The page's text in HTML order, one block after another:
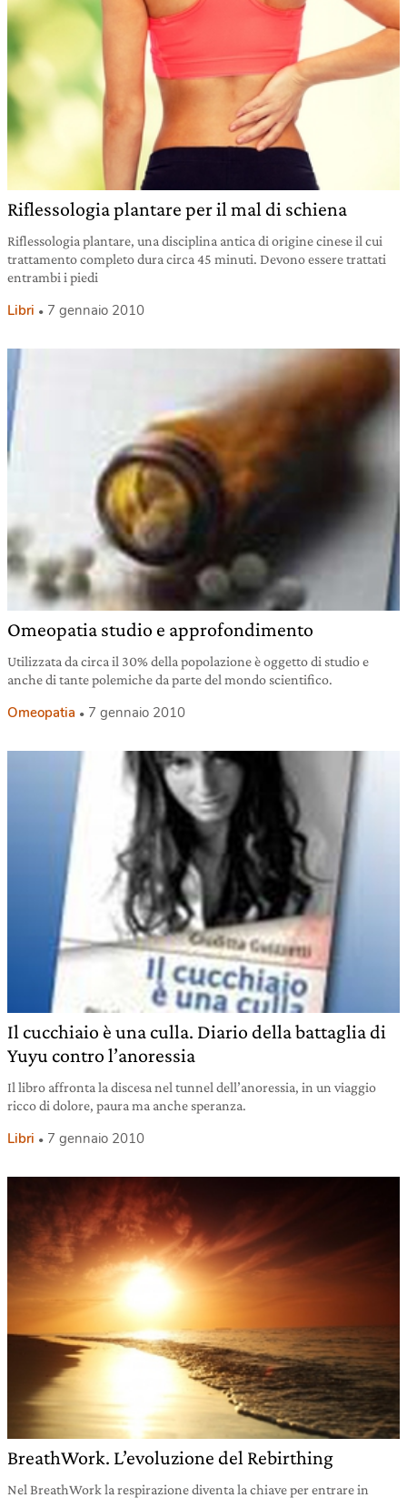
Riflessologia plantare per il mal di schiena
Riflessologia plantare, una disciplina antica di origine cinese il cui
trattamento completo dura circa 45 minuti. Devono essere trattati
entrambi i piedi
Libri 7 gennaio 2010
Omeopatia studio e approfondimento
Utilizzata da circa il 30% della popolazione è oggetto di studio e
anche di tante polemiche da parte del mondo scientifico.
Omeopatia 7 gennaio 2010
Il cucchiaio è una culla. Diario della battaglia di
Yuyu contro l’anoressia
Il libro affronta la discesa nel tunnel dell’anoressia, in un viaggio
ricco di dolore, paura ma anche speranza.
Libri 7 gennaio 2010
BreathWork. L’evoluzione del Rebirthing
Nel BreathWork la respirazione diventa la chiave per entrare in